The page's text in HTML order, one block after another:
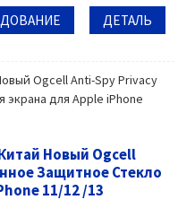
ДЕТАЛЬ
Новый Ogcell
Защитное Стекло
11/12 /13